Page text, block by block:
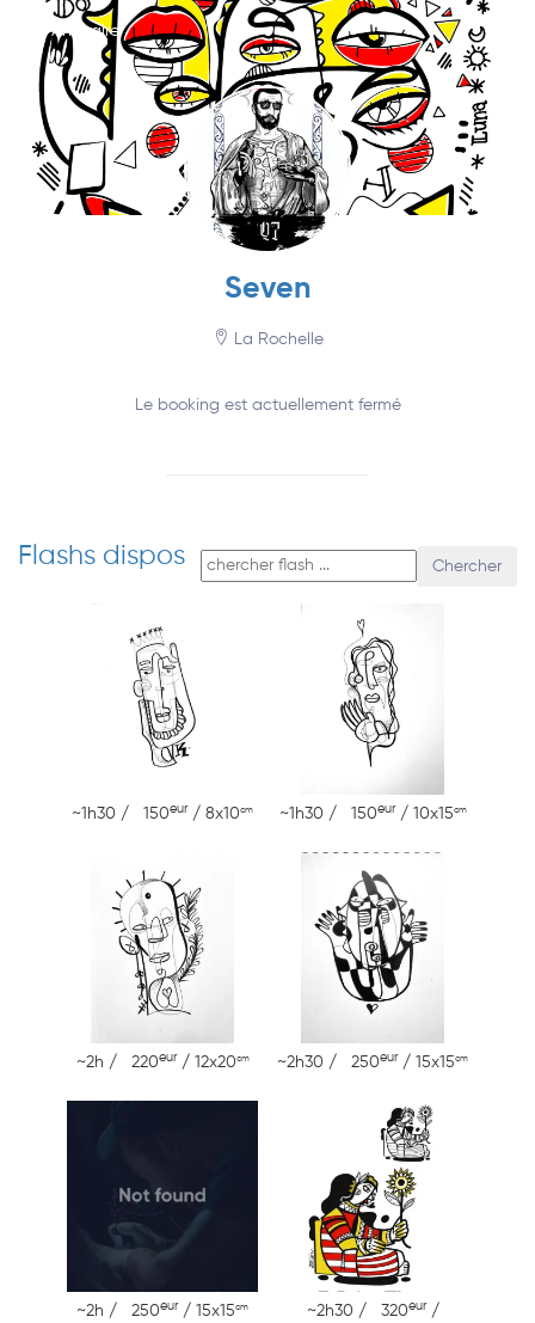
Annuaire
Seven
La Rochelle
Le booking est actuellement fermé
Flashs dispos Chercher
~1h30 / 150eur / 8x10cm ~1h30 / 150eur / 10x15cm
~2h / 220eur / 12x20cm ~2h30 / 250eur / 15x15cm
~2h / 250eur / 15x15cm ~2h30 / 320eur /